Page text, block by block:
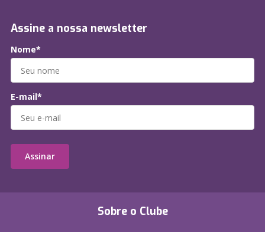
Sobre o Clube
Assine a nossa newsletter
Nome*
E-mail*
Assinar